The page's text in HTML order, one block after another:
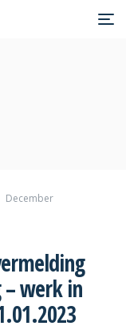
December
– werk in